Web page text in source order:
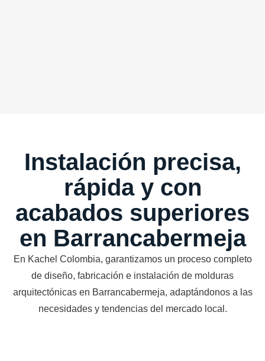
Instalación precisa,
rápida y con
acabados superiores
en Barrancabermeja
En Kachel Colombia, garantizamos un proceso completo
de diseño, fabricación e instalación de molduras
arquitectónicas en Barrancabermeja, adaptándonos a las
necesidades y tendencias del mercado local.